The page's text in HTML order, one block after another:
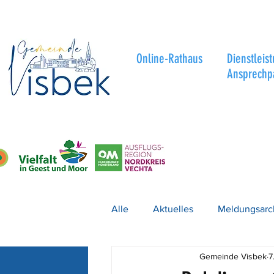
Online-Rathaus
Alle Aktuelles
Gemeinde Visbek